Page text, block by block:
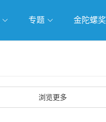
专题 金陀螺奖
浏览更多